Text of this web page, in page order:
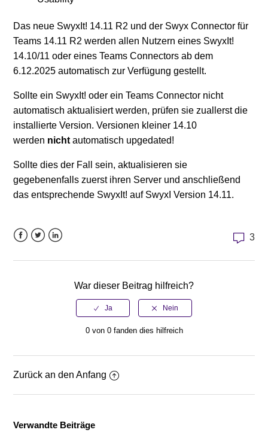
Das neue SwyxIt! 14.11 R2 und der Swyx Connector für
Teams 14.11 R2 werden allen Nutzern eines SwyxIt!
14.10/11 oder eines Teams Connectors ab dem
6.12.2025 automatisch zur Verfügung gestellt.
Sollte ein SwyxIt! oder ein Teams Connector nicht
automatisch aktualisiert werden, prüfen sie zuallerst die
installierte Version. Versionen kleiner 14.10
werden nicht automatisch upgedated!
Sollte dies der Fall sein, aktualisieren sie
gegebenenfalls zuerst ihren Server und anschließend
das entsprechende SwyxIt! auf SwyxI Version 14.11.
3
War dieser Beitrag hilfreich?
0 von 0 fanden dies hilfreich
Zurück an den Anfang
Verwandte Beiträge